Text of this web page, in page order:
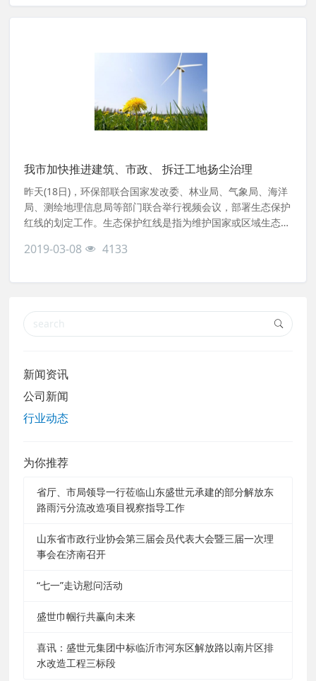
康发展。对外开放是我国的基本国策。以开放促改革、促发
我市加快推进建筑、市政、 拆迁工地扬尘治理
昨天(18日)，环保部联合国家发改委、林业局、气象局、海洋
局、测绘地理信息局等部门联合举行视频会议，部署生态保护
红线的划定工作。生态保护红线是指为维护国家或区域生态安
生态安全的底线和生命线。根据计划，全国生态保护红线划定
指导各地进行生态保护红线划定。其中京津冀和长江经济带
2019-03-08 4133
新闻资讯
公司新闻
行业动态
为你推荐
省厅、市局领导一行莅临山东盛世元承建的部分解放东
路雨污分流改造项目视察指导工作
山东省市政行业协会第三届会员代表大会暨三届一次理
事会在济南召开
“七一”走访慰问活动
盛世巾帼行共赢向未来
喜讯：盛世元集团中标临沂市河东区解放路以南片区排
水改造工程三标段